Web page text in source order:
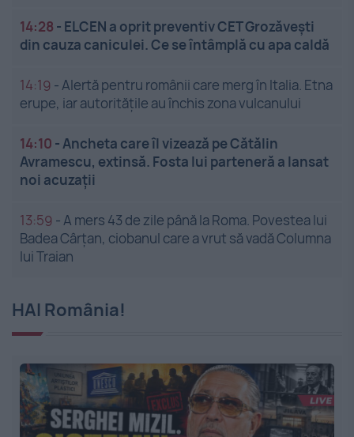
14:28 - ELCEN a oprit preventiv CET Grozăveşti
din cauza caniculei. Ce se întâmplă cu apa caldă
14:19 -Alertă pentru românii care merg în Italia. Etna
erupe, iar autoritățile au închis zona vulcanului
14:10 -Ancheta care îl vizează pe Cătălin
Avramescu, extinsă. Fosta lui parteneră a lansat
noi acuzații
13:59 -A mers 43 de zile până la Roma. Povestea lui
Badea Cârțan, ciobanul care a vrut să vadă Columna
lui Traian
HAI România!